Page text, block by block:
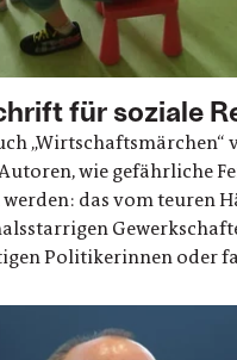
für soziale
„Wirtschaftsmärchen“
wie gefährliche
das vom teuren
Politikerinnen oder